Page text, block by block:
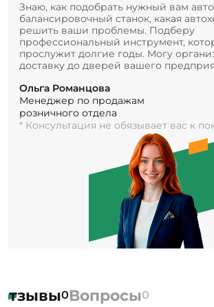
Знаю, как подобрать нужный вам
балансировочный станок, какая
решить ваши проблемы. Подберу
профессиональный инструмент,
прослужит долгие годы. Могу
доставку до дверей вашего
Ольга Романцова
Менеджер по продажам
розничного отдела
* Консультация не обязывает вас к
0Вопросы0